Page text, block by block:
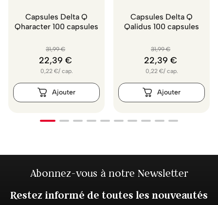
Capsules Delta Q
Qharacter 100 capsules
31,99 €
22,39 €
0,22 €/ cap.
Capsules Delta Q
Qalidus 100 capsules
31,99 €
22,39 €
0,22 €/ cap.
Abonnez-vous à notre Newsletter
Restez informé de toutes les nouveautés